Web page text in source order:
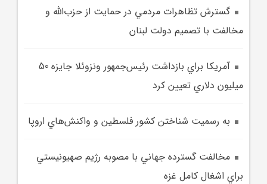
گسترش تظاهرات مردمي در حمايت از حزب‌الله و
مخالفت با تصميم دولت لبنان
آمريکا براي بازداشت رئيس‌جمهور ونزوئلا جايزه 50
ميليون دلاري تعيين کرد
به‎ رسميت شناختن کشور فلسطين و واکنش‌هاي اروپا
مخالفت گسترده جهاني با مصوبه رژيم صهيونيستي
براي اشغال کامل غزه